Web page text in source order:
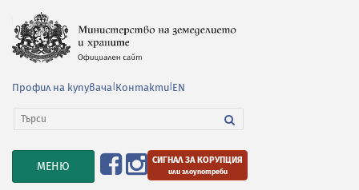
Профил на купувача Контакти EN
TOGGLE
NAVIGATION
МЕНЮ СИГНАЛ ЗА КОРУПЦИЯ
или злоупотреби